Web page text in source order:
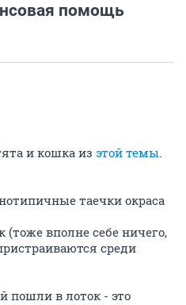
помощь
и кошка из этой темы.
таечки окраса
(тоже вполне себе ничего,
среди
пошли в лоток - это